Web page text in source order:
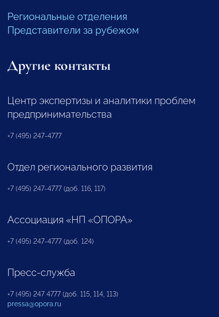
Региональные отделения
Представители за рубежом
Другие контакты
Центр экспертизы и аналитики проблем
предпринимательства
+7 (495) 247-4777
Отдел регионального развития
+7 (495) 247-4777 (доб. 116, 117)
Ассоциация «НП «ОПОРА»
+7 (495) 247-4777 (доб. 124)
Пресс-служба
+7 (495) 247 4777 (доб. 115, 114, 113)
pressa@opora.ru